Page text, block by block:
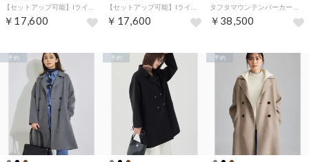
￥17,600 ￥17,600 ￥38,500
予約 予約 予約